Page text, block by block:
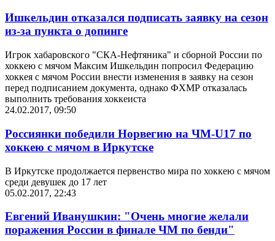
Ишкельдин отказался подписать заявку на сезон
из-за пункта о допинге
Игрок хабаровского "СКА-Нефтяника" и сборной России по
хоккею с мячом Максим Ишкельдин попросил Федерацию
хоккея с мячом России внести изменения в заявку на сезон
перед подписанием документа, однако ФХМР отказалась
выполнить требования хоккеиста
24.02.2017, 09:50
Россиянки победили Норвегию на ЧМ-U17 по
хоккею с мячом в Иркутске
В Иркутске продолжается первенство мира по хоккею с мячом
среди девушек до 17 лет
05.02.2017, 22:43
Евгений Иванушкин: "Очень многие желали
поражения России в финале ЧМ по бенди"